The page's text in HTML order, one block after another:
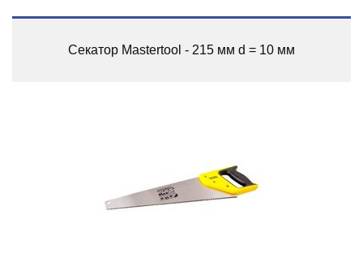
Секатор Mastertool - 215 мм d = 10 мм